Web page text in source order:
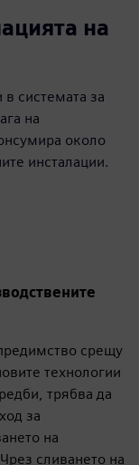
на
системата за
на
около
инсталации.
срещу
технологии
трябва да
за
на
сливането на